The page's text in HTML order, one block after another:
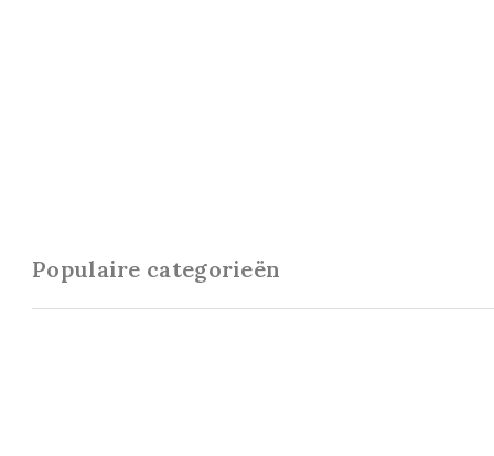
Populaire categorieën